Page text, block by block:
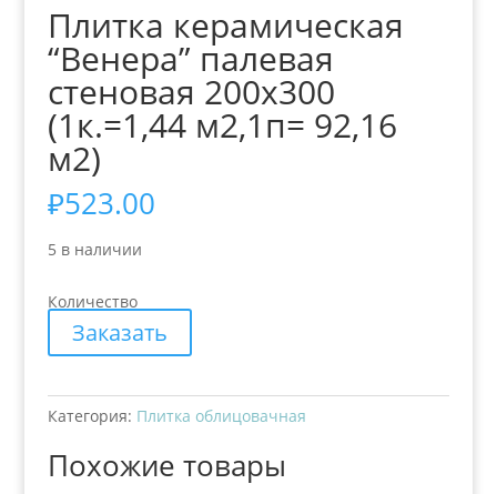
Плитка керамическая
“Венера” палевая
стеновая 200х300
(1к.=1,44 м2,1п= 92,16
м2)
₽523.00
5 в наличии
Количество
Заказать
Категория: Плитка облицовачная
Похожие товары